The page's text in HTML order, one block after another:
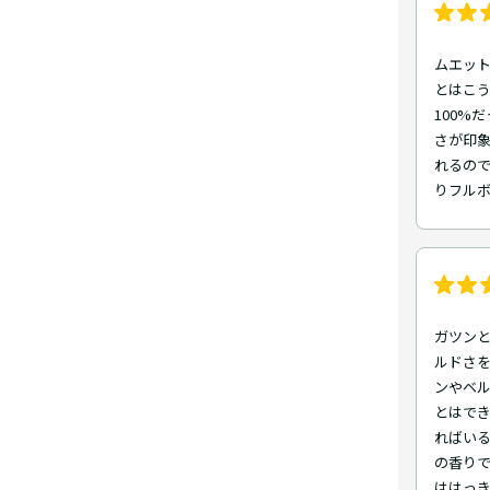
ムエッ
とはこ
100%だ
さが印
れるの
りフル
ガツン
ルドさ
ンやベ
とはで
ればい
の香り